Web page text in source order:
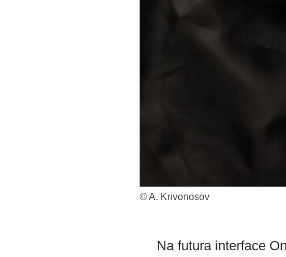
© A. Krivonosov
Na futura interface